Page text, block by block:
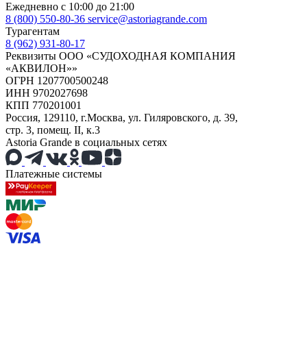
Ежедневно с 10:00 до 21:00
8 (800) 550-80-36 service@astoriagrande.com
Турагентам
8 (962) 931-80-17
Реквизиты ООО «СУДОХОДНАЯ КОМПАНИЯ
«АКВИЛОН»»
ОГРН 1207700500248
ИНН 9702027698
КПП 770201001
Россия, 129110, г.Москва, ул. Гиляровского, д. 39,
стр. 3, помещ. II, к.3
Astoria Grande в социальных сетях
Платежные системы